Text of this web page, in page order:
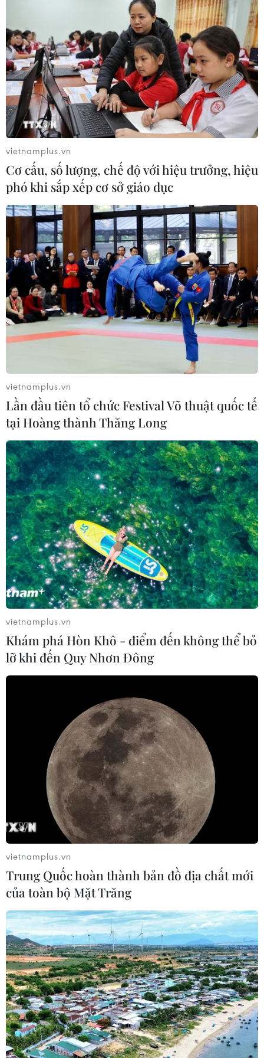
vietnamplus.vn
Cơ cấu, số lượng, chế độ với hiệu trưởng, hiệu
phó khi sắp xếp cơ sở giáo dục
vietnamplus.vn
Lần đầu tiên tổ chức Festival Võ thuật quốc tế
tại Hoàng thành Thăng Long
vietnamplus.vn
Khám phá Hòn Khô - điểm đến không thể bỏ
lỡ khi đến Quy Nhơn Đông
vietnamplus.vn
Trung Quốc hoàn thành bản đồ địa chất mới
của toàn bộ Mặt Trăng